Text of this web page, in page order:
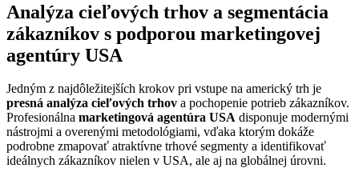
Analýza cieľových trhov a segmentácia
zákazníkov s podporou marketingovej
agentúry USA
Jedným z najdôležitejších krokov pri vstupe na americký trh je
presná analýza cieľových trhov a pochopenie potrieb zákazníkov.
Profesionálna marketingová agentúra USA disponuje modernými
nástrojmi a overenými metodológiami, vďaka ktorým dokáže
podrobne zmapovať atraktívne trhové segmenty a identifikovať
ideálnych zákazníkov nielen v USA, ale aj na globálnej úrovni.